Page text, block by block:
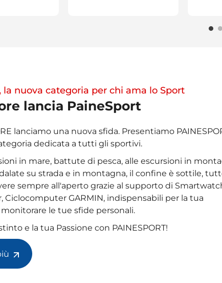
la nuova categoria per chi ama lo Sport
lancia PaineSport
lanciamo una nuova sfida. Presentiamo
dedicata a tutti gli sportivi.
in mare, battute di pesca, alle escursioni in
su strada e in montagna, il confine è sottile,
sempre all'aperto grazie al supporto di
Ciclocomputer GARMIN, indispensabili per la tua
monitorare le tue sfide personali.
e la tua Passione con PAINESPORT!